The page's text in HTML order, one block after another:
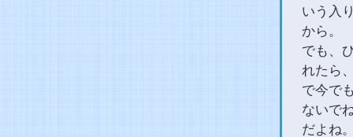
いう入
から。
でも、
れたら
で今で
ないで
だよね